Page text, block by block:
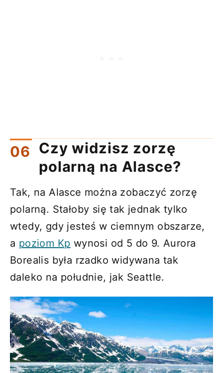
Czy widzisz zorzę
polarną na Alasce?
Tak, na Alasce można zobaczyć zorzę
polarną. Stałoby się tak jednak tylko
wtedy, gdy jesteś w ciemnym obszarze,
a poziom Kp wynosi od 5 do 9. Aurora
Borealis była rzadko widywana tak
daleko na południe, jak Seattle.